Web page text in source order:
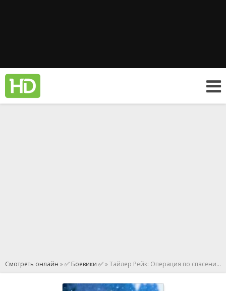
Смотреть онлайн »✅ Боевики ✅» Тайлер Рейк: Операция по спасению 2